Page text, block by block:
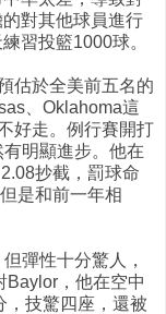
對其他球員進行
習投籃1000球。
估於全美前五名的
、Oklahoma這
好走。例行賽開打
明顯進步。他在
抄截，罰球命
是和前一年相
彈性十分驚人，
Baylor，他在空中
，技驚四座，還被